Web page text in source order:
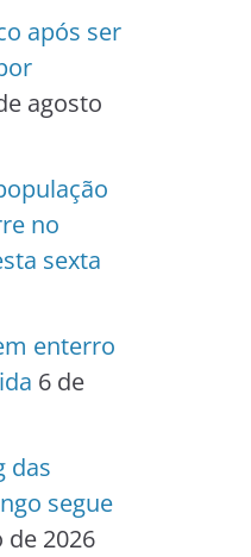
após ser
agosto
no
sexta
enterro
6 de
das
segue
de 2026